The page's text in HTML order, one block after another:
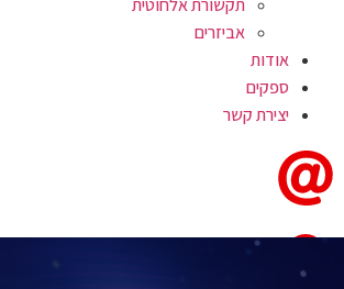
תקשורת אלחוטית
אביזרים
אודות
ספקים
יצירת קשר